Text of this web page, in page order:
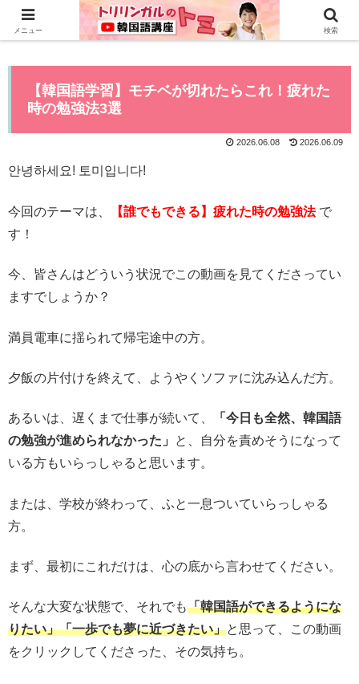
0から全てYouTubeで学べる韓国語講座はこちら>>
【韓国語学習】モチベが切れたらこれ！疲れた
時の勉強法3選
2026.06.08 2026.06.09
안녕하세요! 토미입니다!
今回のテーマは、 【誰でもできる】疲れた時の勉強法 で
す！
今、皆さんはどういう状況でこの動画を見てくださってい
ますでしょうか？
満員電車に揺られて帰宅途中の方。
夕飯の片付けを終えて、ようやくソファに沈み込んだ方。
あるいは、遅くまで仕事が続いて、
「今日も全然、韓国語
の勉強が進められなかった」
と、自分を責めそうになって
いる方もいらっしゃると思います。
または、学校が終わって、ふと一息ついていらっしゃる
方。
まず、最初にこれだけは、心の底から言わせてください。
そんな大変な状態で、それでも「韓国語ができるようにな
りたい」「一歩でも夢に近づきたい」と思って、この動画
をクリックしてくださった、その気持ち。
メニュー 検索